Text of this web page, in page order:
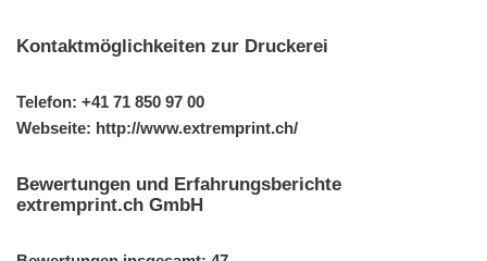
Kontaktmöglichkeiten zur Druckerei
Telefon: +41 71 850 97 00
Webseite: http://www.extremprint.ch/
Bewertungen und Erfahrungsberichte
extremprint.ch GmbH